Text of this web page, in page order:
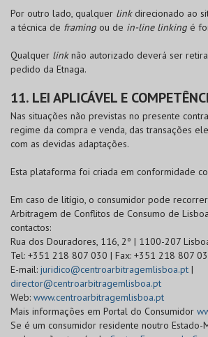
Por outro lado, qualquer linkdirecionado ao
a técnica de framing ou de in-line linking é
Qualquer linknão autorizado deverá ser
pedido da Etnaga.
11. LEI APLICÁVEL E
Nas situações não previstas no presente
regime da compra e venda, das transações
com as devidas adaptações.
Esta plataforma foi criada em conformidade
Em caso de litígio, o consumidor pode
Arbitragem de Conflitos de Consumo de
contactos:
Rua dos Douradores, 116, 2º | 1100-207
Tel: +351 218 807 030 | Fax: +351 218 807
E-mail: juridico@centroarbitragemlisboa.pt |
director@centroarbitragemlisboa.pt
Web: www.centroarbitragemlisboa.pt
Mais informações em Portal do Consumidor
Se é um consumidor residente noutro Estado-